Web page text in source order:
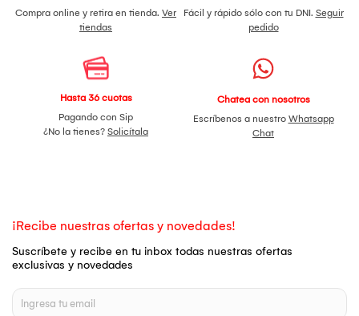
Compra online y retira en tienda. Ver
tiendas
Fácil y rápido sólo con tu DNI. Seguir
pedido
Hasta 36 cuotas
Pagando con Sip
¿No la tienes? Solicítala
Chatea con nosotros
Escríbenos a nuestro Whatsapp
Chat
¡Recibe nuestras ofertas y novedades!
Suscríbete y recibe en tu inbox todas nuestras ofertas
exclusivas y novedades